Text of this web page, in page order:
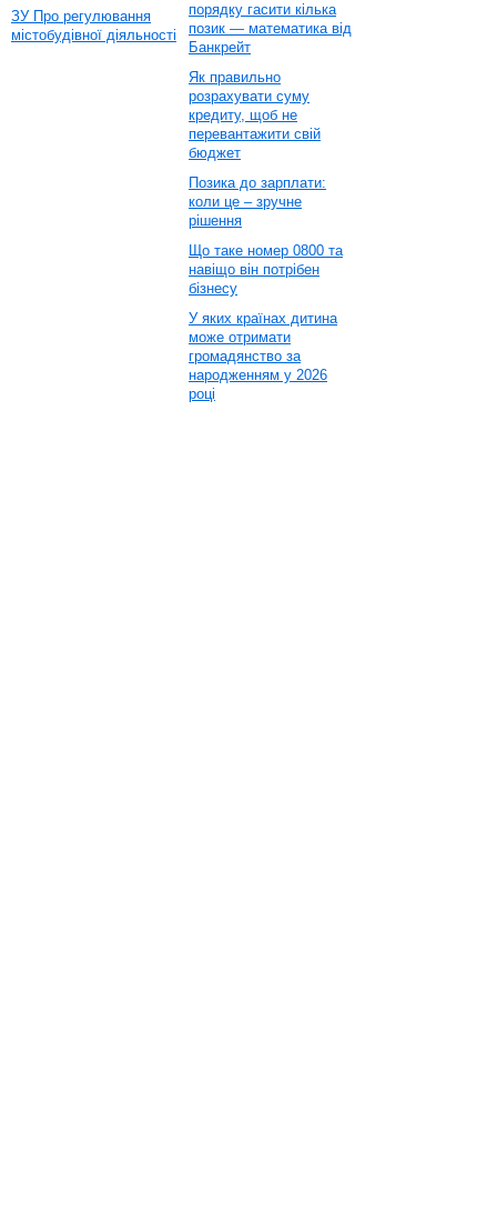
ЗУ Про регулювання
містобудівної діяльності
порядку гасити кілька
позик — математика від
Банкрейт
Як правильно
розрахувати суму
кредиту, щоб не
перевантажити свій
бюджет
Позика до зарплати:
коли це – зручне
рішення
Що таке номер 0800 та
навіщо він потрібен
бізнесу
У яких країнах дитина
може отримати
громадянство за
народженням у 2026
році